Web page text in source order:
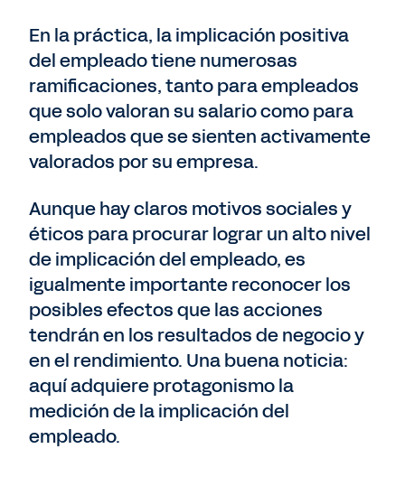
En la práctica, la implicación positiva
del empleado tiene numerosas
ramificaciones, tanto para empleados
que solo valoran su salario como para
empleados que se sienten activamente
valorados por su empresa.
Aunque hay claros motivos sociales y
éticos para procurar lograr un alto nivel
de implicación del empleado, es
igualmente importante reconocer los
posibles efectos que las acciones
tendrán en los resultados de negocio y
en el rendimiento. Una buena noticia:
aquí adquiere protagonismo la
medición de la implicación del
empleado.